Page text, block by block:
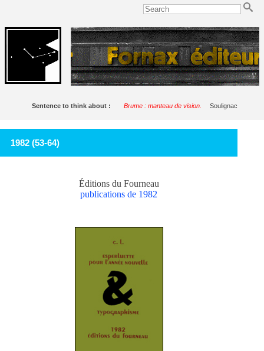
Sentence to think about : Brume : manteau de vision. Soulignac
1982 (53-64)
Éditions du Fourneau
publications de 1982